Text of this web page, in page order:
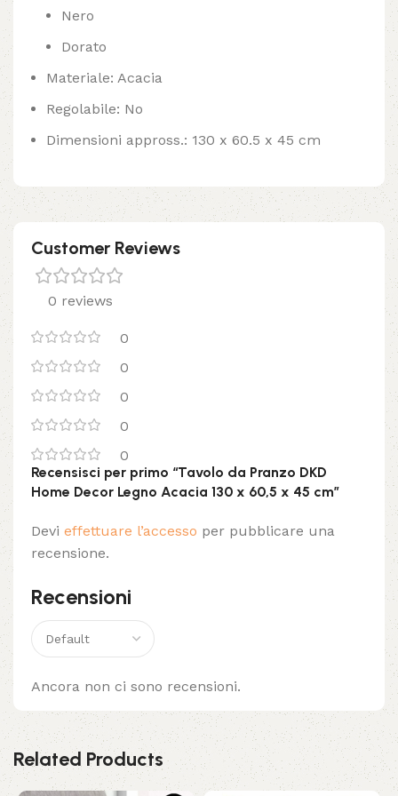
Nero
Dorato
Materiale: Acacia
Regolabile: No
Dimensioni appross.: 130 x 60.5 x 45 cm
Customer Reviews
0 reviews
0
0
0
0
0
Recensioni
Ancora non ci sono recensioni.
Recensisci per primo “Tavolo da Pranzo DKD
Home Decor Legno Acacia 130 x 60,5 x 45 cm”
Devi effettuare l’accesso per pubblicare una
recensione.
Related Products